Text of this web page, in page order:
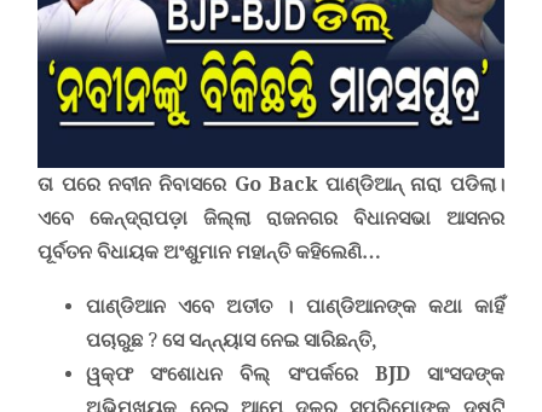
ତା ପରେ ନବୀନ ନିବାସରେ Go Back ପାଣ୍ଡିଆନ୍ ନାରା ପଡିଲା।
ଏବେ କେନ୍ଦ୍ରାପଡ଼ା ଜିଲ୍ଲା ରାଜନଗର ବିଧାନସଭା ଆସନର
ପୂର୍ବତନ ବିଧାୟକ ଅଂଶୁମାନ ମହାନ୍ତି କହିଲେଣି…
ପାଣ୍ଡିଆନ ଏବେ ଅତୀତ । ପାଣ୍ଡିଆନଙ୍କ କଥା କାହିଁ
ପଚାରୁଛ ? ସେ ସନ୍ନ୍ୟାସ ନେଇ ସାରିଛନ୍ତି,
ୱକ୍‌ଫ ସଂଶୋଧନ ବିଲ୍ ସଂପର୍କରେ BJDସାଂସଦଙ୍କ